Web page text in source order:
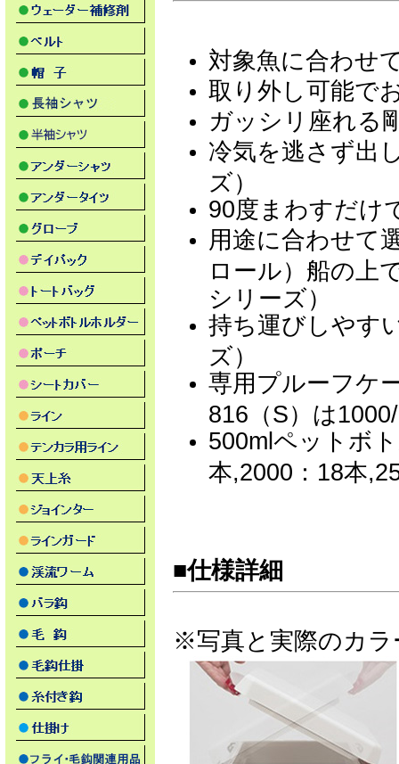
対象魚に合わせ
取り外し可能で
ガッシリ座れる
冷気を逃さず出
ズ）
90度まわすだけ
用途に合わせて
ロール）船の上
シリーズ）
持ち運びしやす
ズ）
専用プルーフケ
816（S）は
500mlペットボ
本,2000：18本
■仕様詳細
※写真と実際のカ